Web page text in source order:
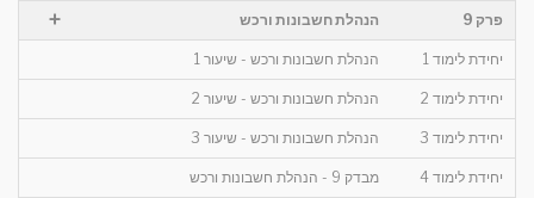
פרק 9 הנהלת חשבונות ורכש +
יחידת לימוד 1 הנהלת חשבונות ורכש - שיעור 1
יחידת לימוד 2 הנהלת חשבונות ורכש - שיעור 2
יחידת לימוד 3 הנהלת חשבונות ורכש - שיעור 3
יחידת לימוד 4 מבדק 9 - הנהלת חשבונות ורכש